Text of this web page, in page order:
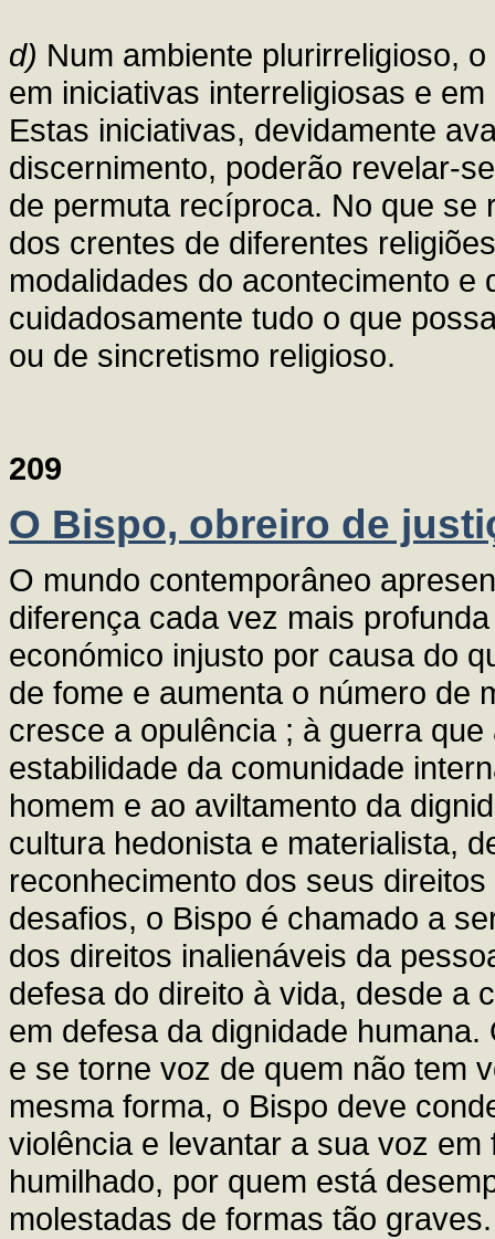
d) Num ambiente plurirreligioso,
em iniciativas interreligiosas e
Estas iniciativas, devidamente
discernimento, poderão revelar-
de permuta recíproca. No que se
dos crentes de diferentes
modalidades do acontecimento e
cuidadosamente tudo o que
ou de sincretismo religioso.
209
O Bispo, obreiro de
O mundo contemporâneo
diferença cada vez mais
económico injusto por causa do
de fome e aumenta o número de
cresce a opulência ; à guerra
estabilidade da comunidade
homem e ao aviltamento da
cultura hedonista e materialista,
reconhecimento dos seus
desafios, o Bispo é chamado a
dos direitos inalienáveis da
defesa do direito à vida, desde a
em defesa da dignidade
e se torne voz de quem não tem
mesma forma, o Bispo deve
violência e levantar a sua voz
humilhado, por quem está
molestadas de formas tão graves.